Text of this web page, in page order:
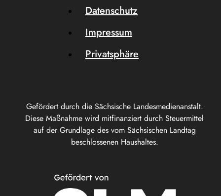
Gefördert durch die Sächsische Landesmedienanstalt.
Diese Maßnahme wird mitfinanziert durch Steuermittel
auf der Grundlage des vom Sächsischen Landtag
beschlossenen Haushaltes.
Datenschutz
Impressum
Privatsphäre